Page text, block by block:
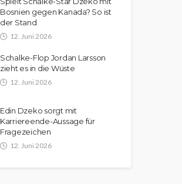
Bosnien gegen Kanada? So ist
der Stand
12. Juni 2026
Schalke-Flop Jordan Larsson
zieht es in die Wüste
12. Juni 2026
Edin Dzeko sorgt mit
Karriereende-Aussage für
Fragezeichen
12. Juni 2026